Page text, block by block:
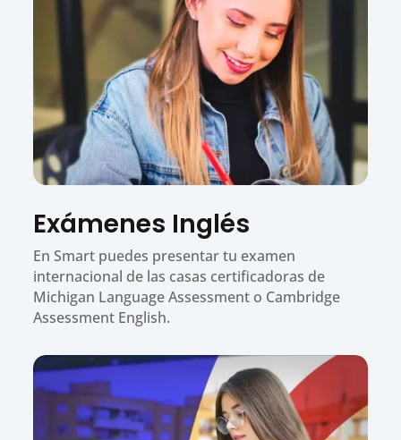
Exámenes Inglés
En Smart puedes presentar tu examen
internacional de las casas certificadoras de
Michigan Language Assessment o Cambridge
Assessment English.